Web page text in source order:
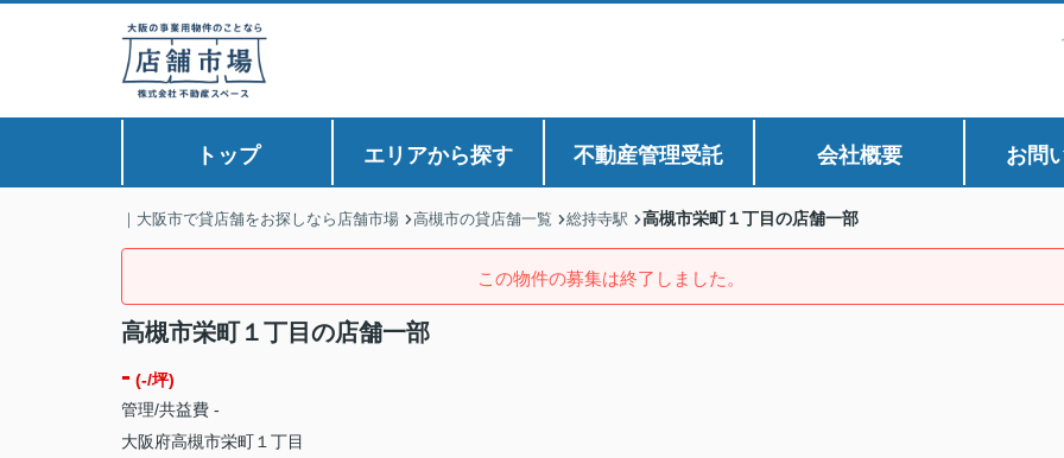
トップ エリアから探す 不動産管理受託 会社概要 お問
｜大阪市で貸店舗をお探しなら店舗市場 高槻市の貸店舗一覧 総持寺駅 高槻市栄町１丁目の店舗一部
この物件の募集は終了しました。
高槻市栄町１丁目の店舗一部
- (-/坪)
管理/共益費 -
大阪府高槻市栄町 １丁目